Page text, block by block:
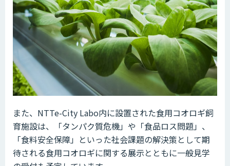
また、NTTe-City Labo内に設置された食用コオロギ飼
育施設は、「タンパク質危機」や「食品ロス問題」、
「食料安全保障」といった社会課題の解決策として期
待される食用コオロギに関する展示とともに一般見学